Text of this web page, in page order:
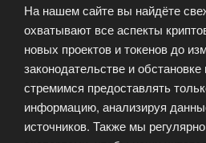
На нашем сайте вы найдёте
охватывают все аспекты
новых проектов и токенов до
законодательстве и
стремимся предоставлять
информацию, анализируя
источников. Также мы